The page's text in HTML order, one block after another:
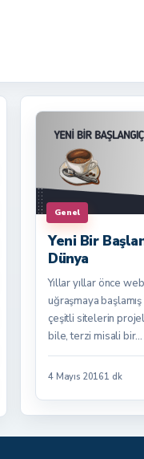
Genel
Yeni Bir
Dünya
Yıllar yıllar önce
uğraşmaya
çeşitli sitelerin
bile, terzi misali bir…
4 Mayıs 20161 dk